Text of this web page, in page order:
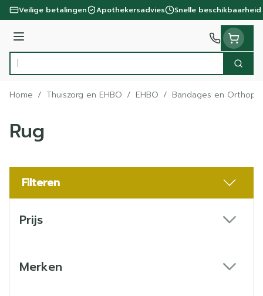
Ga naar de inhoud
Veilige betalingen Apothekersadvies Snelle beschikbaarheid
Menu
Product, merk, categorie...
Zoek
Home / Thuiszorg en EHBO / EHBO / Bandages en
Rug
Filteren
Prijs
Merken